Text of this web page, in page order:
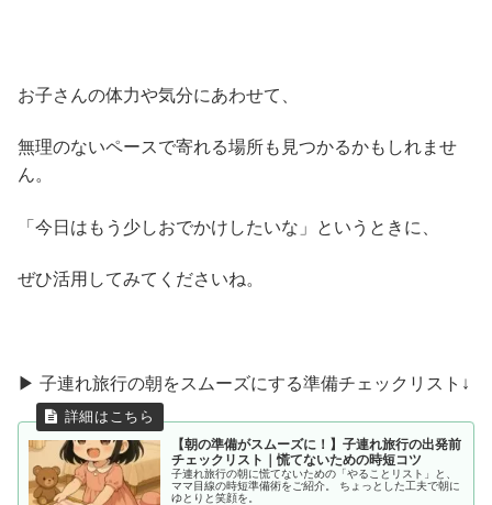
お子さんの体力や気分にあわせて、
無理のないペースで寄れる場所も見つかるかもしれませ
ん。
「今日はもう少しおでかけしたいな」というときに、
ぜひ活用してみてくださいね。
▶ 子連れ旅行の朝をスムーズにする準備チェックリスト↓
【朝の準備がスムーズに！】子連れ旅行の出発前
チェックリスト｜慌てないための時短コツ
子連れ旅行の朝に慌てないための「やることリスト」と、
ママ目線の時短準備術をご紹介。 ちょっとした工夫で朝に
ゆとりと笑顔を。